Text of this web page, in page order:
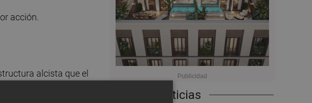
Últimas Noticias
acción.
alcista que el